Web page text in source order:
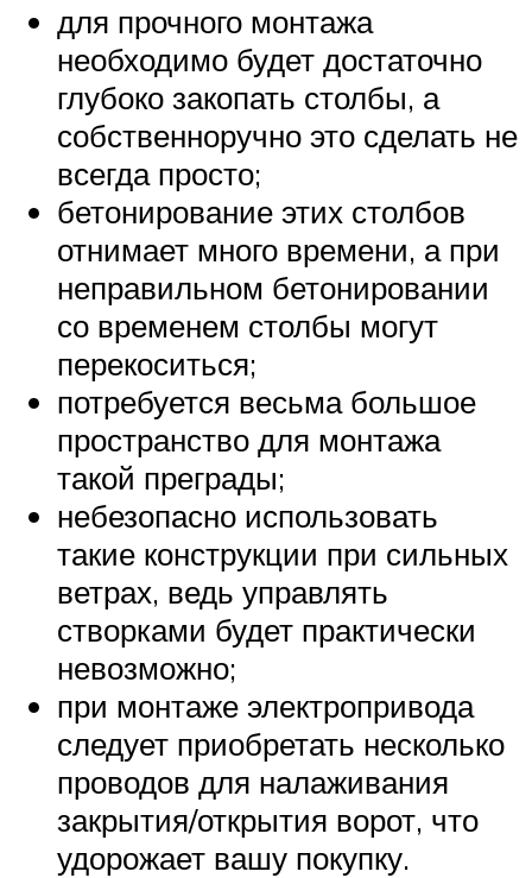
для прочного монтажа
необходимо будет достаточно
глубоко закопать столбы, а
собственноручно это сделать не
всегда просто;
бетонирование этих столбов
отнимает много времени, а при
неправильном бетонировании
со временем столбы могут
перекоситься;
потребуется весьма большое
пространство для монтажа
такой преграды;
небезопасно использовать
такие конструкции при сильных
ветрах, ведь управлять
створками будет практически
невозможно;
при монтаже электропривода
следует приобретать несколько
проводов для налаживания
закрытия/открытия ворот, что
удорожает вашу покупку.